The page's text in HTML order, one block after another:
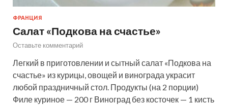
ФРАНЦИЯ
Салат «Подкова на счастье»
Оставьте комментарий
Легкий в приготовлении и сытный салат «Подкова на
счастье» из курицы, овощей и винограда украсит
любой праздничный стол. Продукты (на 2 порции)
Филе куриное — 200 г Виноград без косточек — 1 кисть